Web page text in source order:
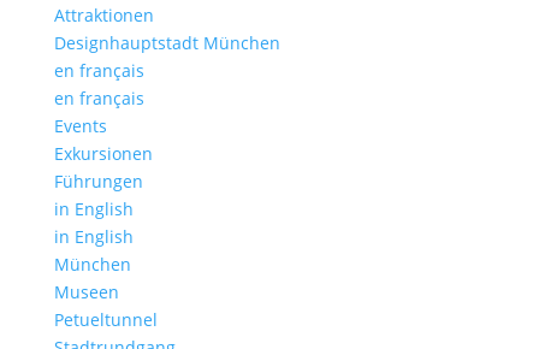
Attraktionen
Designhauptstadt München
en français
en français
Events
Exkursionen
Führungen
in English
in English
München
Museen
Petueltunnel